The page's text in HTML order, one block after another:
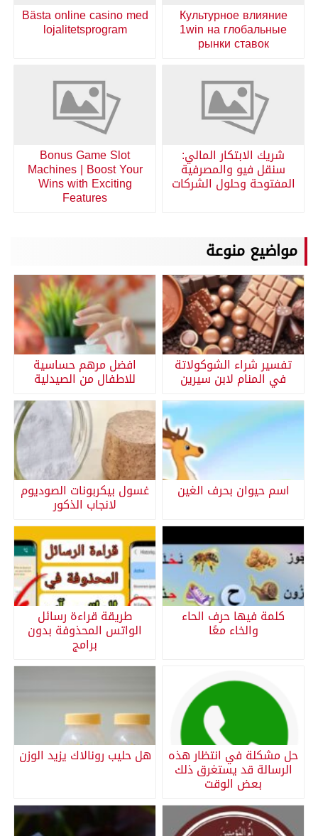
Культурное влияние
1win на глобальные
рынки ставок
Bästa online casino med
lojalitetsprogram
شريك الابتكار المالي:
سنقل فيو والمصرفية
المفتوحة وحلول الشركات
Bonus Game Slot
Machines | Boost Your
Wins with Exciting
Features
مواضيع منوعة
تفسير شراء الشوكولاتة
في المنام لابن سيرين
افضل مرهم حساسية
للاطفال من الصيدلية
اسم حيوان بحرف الغين غسول بيكربونات الصوديوم
لانجاب الذكور
كلمة فيها حرف الحاء
والخاء معًا
طريقة قراءة رسائل
الواتس المحذوفة بدون
برامج
حل مشكلة في انتظار هذه
الرسالة قد يستغرق ذلك
بعض الوقت
هل حليب رونالاك يزيد الوزن